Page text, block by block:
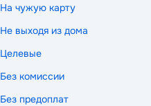
На чужую карту
Не выходя из дома
Целевые
Без комиссии
Без предоплат